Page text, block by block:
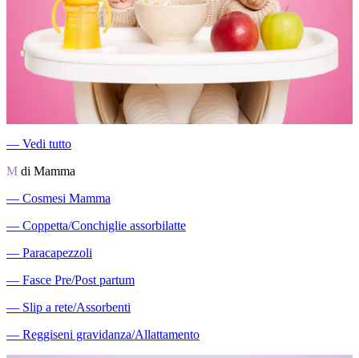
― Vedi tutto
M di Mamma
― Cosmesi Mamma
― Coppetta/Conchiglie assorbilatte
― Paracapezzoli
― Fasce Pre/Post partum
― Slip a rete/Assorbenti
― Reggiseni gravidanza/Allattamento